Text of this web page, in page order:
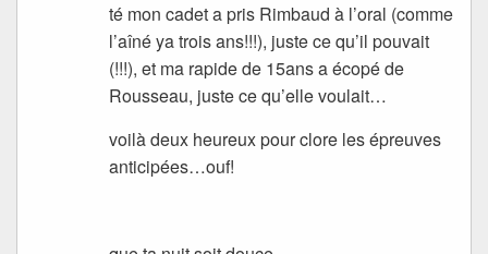
té mon cadet a pris Rimbaud à l’oral (comme
l’aîné ya trois ans!!!), juste ce qu’il pouvait
(!!!), et ma rapide de 15ans a écopé de
Rousseau, juste ce qu’elle voulait…
voilà deux heureux pour clore les épreuves
anticipées…ouf!